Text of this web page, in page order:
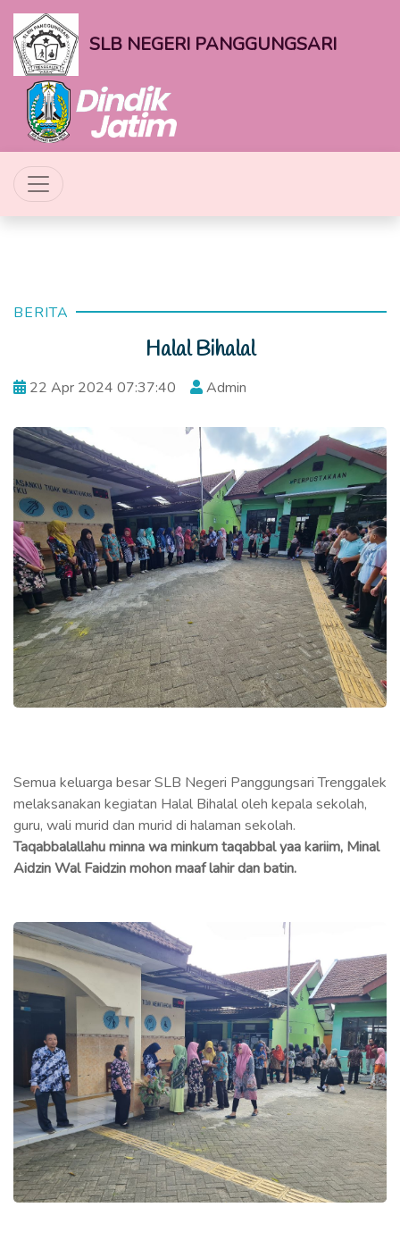
SLB NEGERI PANGGUNGSARI
BERITA
Halal Bihalal
22 Apr 2024 07:37:40 Admin
Semua keluarga besar SLB Negeri Panggungsari Trenggalek
melaksanakan kegiatan Halal Bihalal oleh kepala sekolah,
guru, wali murid dan murid di halaman sekolah.
Taqabbalallahu minna wa minkum taqabbal yaa kariim, Minal
Aidzin Wal Faidzin mohon maaf lahir dan batin.